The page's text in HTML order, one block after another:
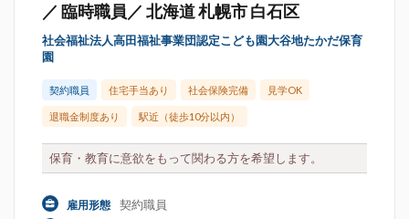
／ 臨時職員／ 北海道 札幌市 白石区
社会福祉法人高田福祉事業団認定こども園大谷地たかだ保育
園
契約職員 住宅手当あり 社会保険完備 見学OK
退職金制度あり 駅近（徒歩10分以内）
保育・教育に意欲をもって関わる方を希望します。
雇用形態 契約職員